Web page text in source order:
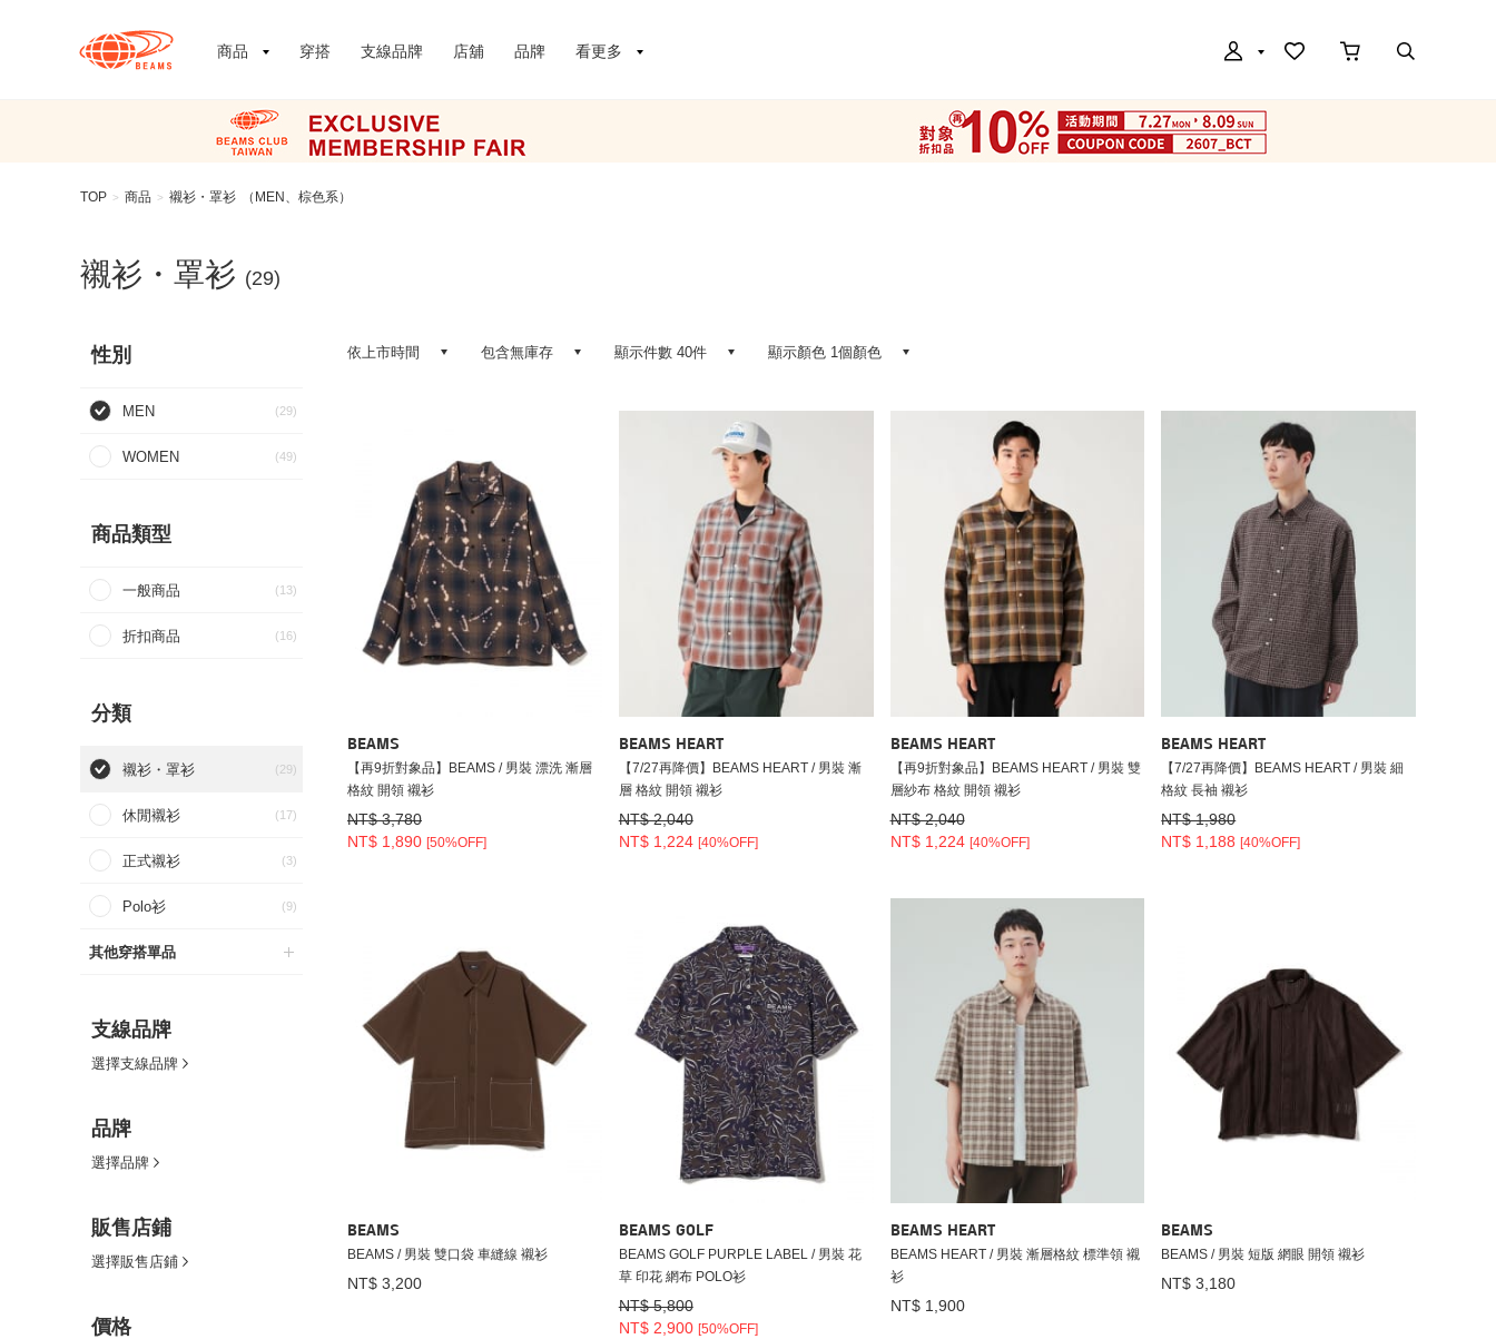
商品 穿搭 支線品牌 店舖 品牌 看更多
TOP > 商品 > 襯衫・罩衫 （MEN、棕色系）
襯衫・罩衫 (29)
性別
MEN (29)
WOMEN (49)
商品類型
一般商品 (13)
折扣商品 (16)
分類
襯衫・罩衫 (29)
休閒襯衫 (17)
正式襯衫 (3)
Polo衫 (9)
其他穿搭單品
支線品牌
選擇支線品牌
品牌
選擇品牌
販售店鋪
選擇販售店鋪
價格
依上市時間 包含無庫存 顯示件數 40件 顯示顏色 1個顏色
BEAMS
【再9折對象品】BEAMS / 男裝 漂洗 漸層
格紋 開領 襯衫
NT$ 3,780
NT$ 1,890 [50%OFF]
BEAMS HEART
【7/27再降價】BEAMS HEART / 男裝 漸
層 格紋 開領 襯衫
NT$ 2,040
NT$ 1,224 [40%OFF]
BEAMS HEART
【再9折對象品】BEAMS HEART / 男裝 雙
層紗布 格紋 開領 襯衫
NT$ 2,040
NT$ 1,224 [40%OFF]
BEAMS HEART
【7/27再降價】BEAMS HEART / 男裝 細
格紋 長袖 襯衫
NT$ 1,980
NT$ 1,188[40%OFF]
BEAMS
BEAMS / 男裝 雙口袋 車縫線 襯衫
NT$ 3,200
BEAMS GOLF
BEAMS GOLF PURPLE LABEL / 男裝 花
草 印花 網布 POLO衫
NT$ 5,800
NT$ 2,900 [50%OFF]
BEAMS HEART
BEAMS HEART / 男裝 漸層格紋 標準領 襯
衫
NT$ 1,900
BEAMS
BEAMS / 男裝 短版 網眼 開領 襯衫
NT$ 3,180